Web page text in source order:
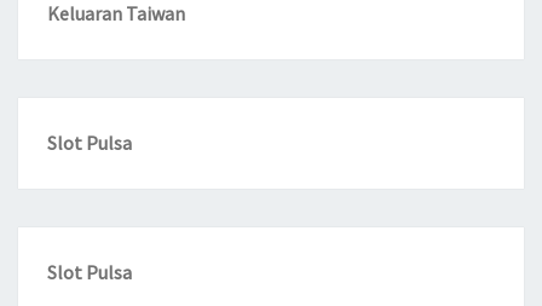
Keluaran Taiwan
Slot Pulsa
Slot Pulsa